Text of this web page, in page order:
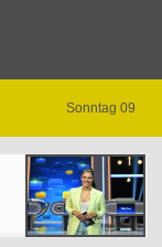
Sonntag 09